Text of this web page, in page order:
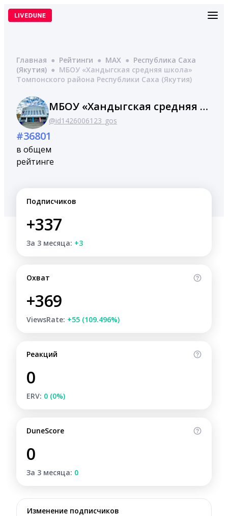
Перейти
Главная ● Рейтинги ● MAX ● Республика Саха
(Якутия) ● МБОУ «Хандыгская средняя школа»
Томпонского района Республики Саха (Якутия)
МБОУ «Хандыгская средняя школа» Томпонского района Республики Саха (Якутия)
@id1426006123_gos
#36801
в общем
рейтинге
Подписчиков
+337
За 3 месяца: +3
Охват
+369
ViewsRate: +55 (109.496%)
Реакций
0
ERV: 0 (0%)
DuneScore
0
За 3 месяца: 0
Изменение подписчиков